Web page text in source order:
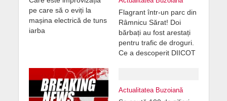
pe care să o eviți la
mașina electrică de tuns
iarba
Flagrant într-un parc din
Râmnicu Sărat! Doi
bărbați au fost arestați
pentru trafic de droguri.
Ce a descoperit DIICOT
Actualitatea Buzoiană